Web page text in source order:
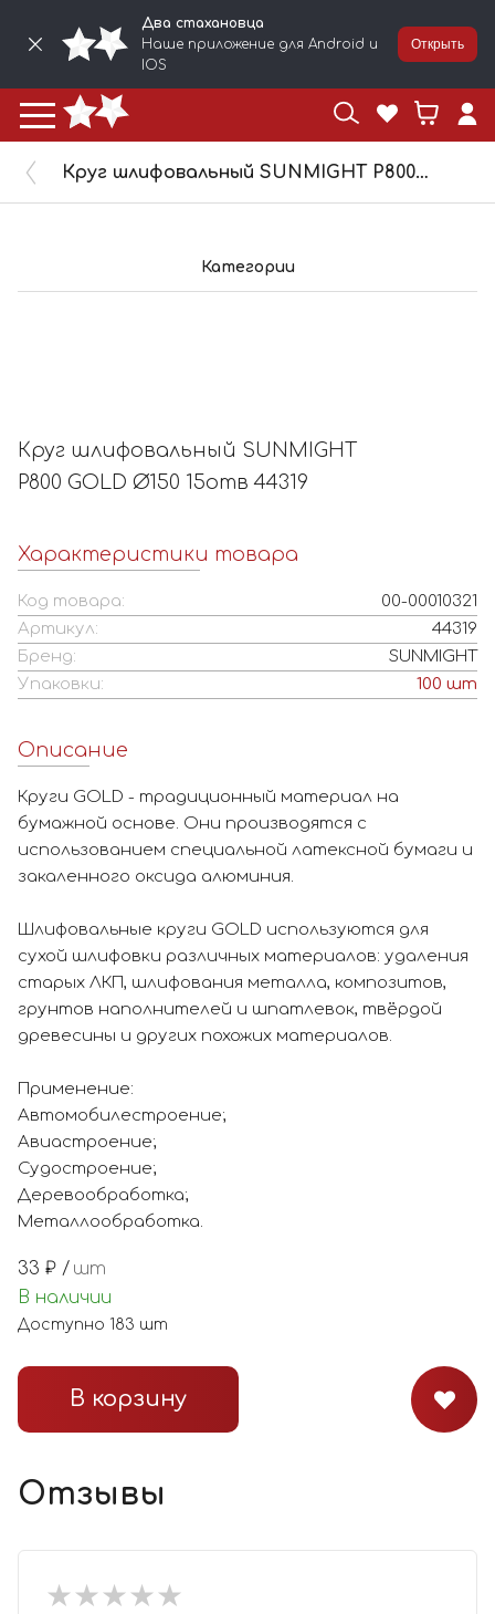
Два стахановца
Наше приложение для Android и
IOS
Открыть
Круг шлифовальный SUNMIGHT P800 GOLD Ø150 15отв 44319
Категории
Круг шлифовальный SUNMIGHT
P800 GOLD Ø150 15отв 44319
Характеристики товара
Код товара:
00-00010321
Артикул:
44319
Бренд:
SUNMIGHT
Упаковки:
100 шт
Описание
Круги GOLD - традиционный материал на
бумажной основе. Они производятся с
использованием специальной латексной бумаги и
закаленного оксида алюминия.
Шлифовальные круги GOLD используются для
сухой шлифовки различных материалов: удаления
старых ЛКП, шлифования металла, композитов,
грунтов наполнителей и шпатлевок, твёрдой
древесины и других похожих материалов.
Применение:
Автомобилестроение;
Авиастроение;
Судостроение;
Деревообработка;
Металлообработка.
33 ₽ / шт
В наличии
Доступно 183 шт
В корзину
Отзывы
★★★★★
★★★★★